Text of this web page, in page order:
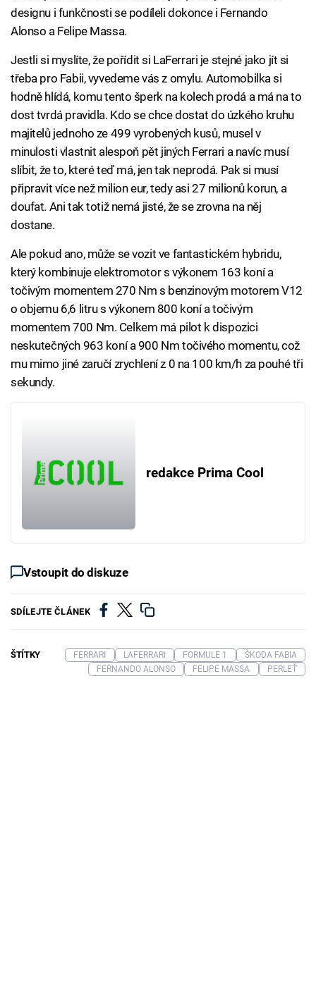
designu i funkčnosti se podíleli dokonce i Fernando
Alonso a Felipe Massa.
Jestli si myslíte, že pořídit si LaFerrari je stejné jako jít si
třeba pro Fabii, vyvedeme vás z omylu. Automobilka si
hodně hlídá, komu tento šperk na kolech prodá a má na to
dost tvrdá pravidla. Kdo se chce dostat do úzkého kruhu
majitelů jednoho ze 499 vyrobených kusů, musel v
minulosti vlastnit alespoň pět jiných Ferrari a navíc musí
slíbit, že to, které teď má, jen tak neprodá. Pak si musí
připravit více než milion eur, tedy asi 27 milionů korun, a
doufat. Ani tak totiž nemá jisté, že se zrovna na něj
dostane.
Ale pokud ano, může se vozit ve fantastickém hybridu,
který kombinuje elektromotor s výkonem 163 koní a
točivým momentem 270 Nm s benzinovým motorem V12
o objemu 6,6 litru s výkonem 800 koní a točivým
momentem 700 Nm. Celkem má pilot k dispozici
neskutečných 963 koní a 900 Nm točivého momentu, což
mu mimo jiné zaručí zrychlení z 0 na 100 km/h za pouhé tři
sekundy.
redakce Prima Cool
Vstoupit do diskuze
SDÍLEJTE ČLÁNEK
ŠTÍTKY FERRARI LAFERRARI FORMULE 1
ŠKODA FABIA
FERNANDO ALONSO
FELIPE MASSA PERLEŤ